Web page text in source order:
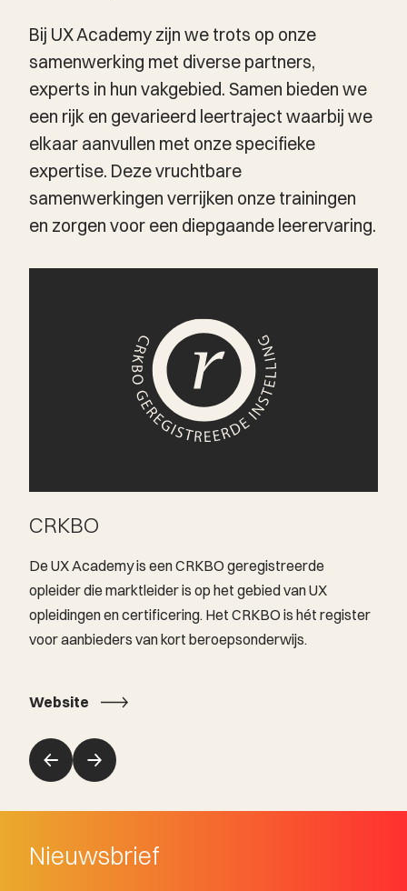
Bij UX Academy zijn we trots op onze
samenwerking met diverse partners,
experts in hun vakgebied. Samen bieden we
een rijk en gevarieerd leertraject waarbij we
elkaar aanvullen met onze specifieke
expertise. Deze vruchtbare
samenwerkingen verrijken onze trainingen
en zorgen voor een diepgaande leerervaring.
CRKBO
De UX Academy is een CRKBO geregistreerde
opleider die marktleider is op het gebied van UX
opleidingen en certificering. Het CRKBO is hét register
voor aanbieders van kort beroepsonderwijs.
Website
Nieuwsbrief